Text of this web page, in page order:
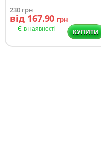
230грн
від 167.90 грн
Є в наявності КУПИТИ